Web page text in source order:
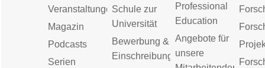
Veranstaltungen
Magazin
Podcasts
Serien
Schule zur
Universität
Bewerbung &
Einschreibung
Professional
Education
Angebote für
unsere